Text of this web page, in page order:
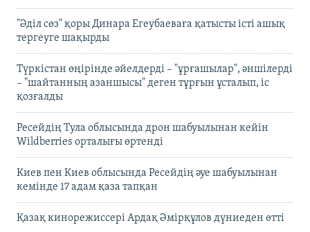
"Әділ сөз" қоры Динара Егеубаеваға қатысты істі ашық
тергеуге шақырды
Түркістан өңірінде әйелдерді – "ұрғашылар", әншілерді
– "шайтанның азаншысы" деген тұрғын ұсталып, іс
қозғалды
Ресейдің Тула облысында дрон шабуылынан кейін
Wildberries орталығы өртенді
Киев пен Киев облысында Ресейдің әуе шабуылынан
кемінде 17 адам қаза тапқан
Қазақ кинорежиссері Ардақ Әмірқұлов дүниеден өтті